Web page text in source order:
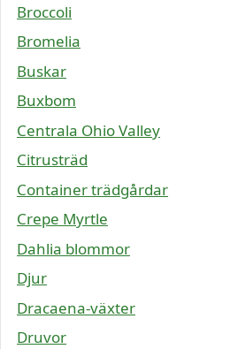
Broccoli
Bromelia
Buskar
Buxbom
Centrala Ohio Valley
Citrusträd
Container trädgårdar
Crepe Myrtle
Dahlia blommor
Djur
Dracaena-växter
Druvor